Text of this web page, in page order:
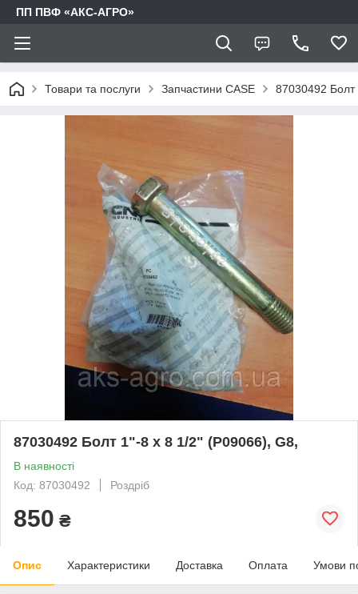
ПП ПВФ «АКС-АГРО»
Товари та послуги Запчастини CASE 87030492
87030492 Болт 1"-8 x 8 1/2" (P09066), G8,
В наявності
Код: 87030492
Роздріб
850 ₴
Опис Характеристики Доставка Оплата Умови